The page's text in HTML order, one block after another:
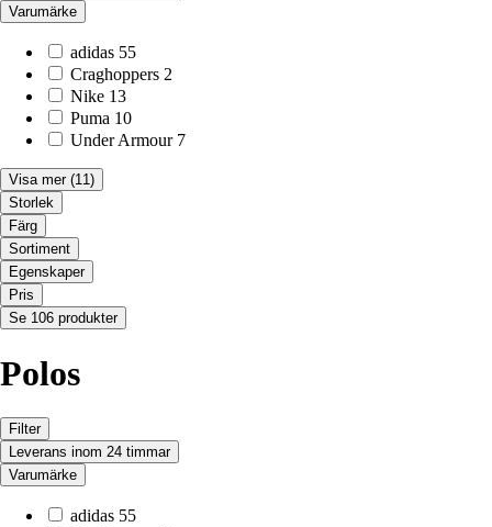
Varumärke
adidas 55
Craghoppers 2
Nike 13
Puma 10
Under Armour 7
Visa mer (11)
Storlek
Färg
Sortiment
Egenskaper
Pris
Se 106 produkter
Polos
Filter
Leverans inom 24 timmar
Varumärke
adidas 55